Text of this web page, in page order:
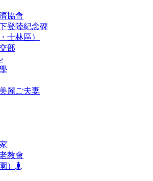
協會
登陸紀念碑
士林區）
部
麗ご夫妻
教會
）